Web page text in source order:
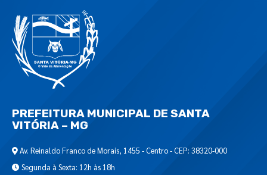
PREFEITURA MUNICIPAL DE SANTA
VITÓRIA – MG
Av. Reinaldo Franco de Morais, 1455 - Centro - CEP: 38320-000
Segunda à Sexta: 12h às 18h